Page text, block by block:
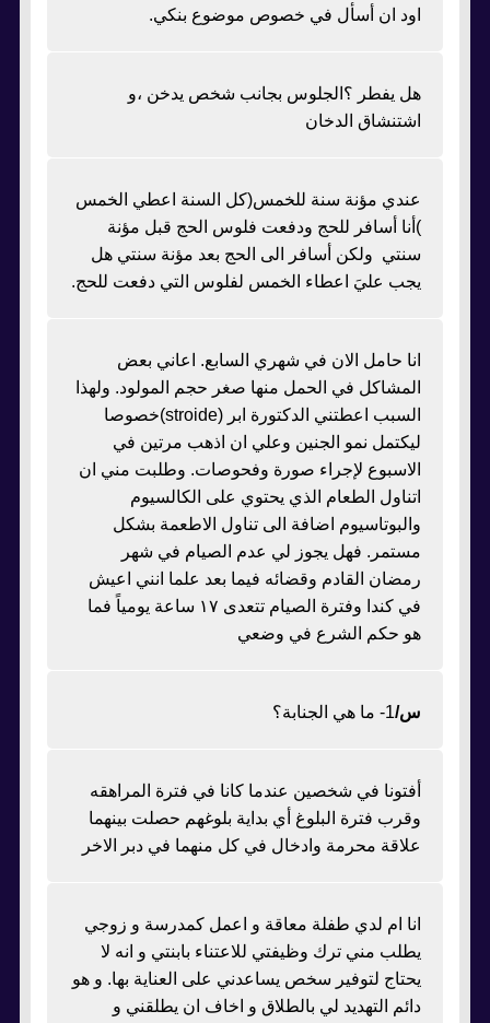
اود ان أسأل في خصوص موضوع بنكي.
هل يفطر ؟الجلوس بجانب شخص يدخن ،و
اشتنشاق الدخان
عندي مؤنة سنة للخمس(كل السنة اعطي الخمس
)أنا أسافر للحج ودفعت فلوس الحج قبل مؤنة
سنتي ولكن أسافر الى الحج بعد مؤنة سنتي هل
يجب عليَ اعطاء الخمس لفلوس التي دفعت للحج.
انا حامل الان في شهري السابع. اعاني بعض
المشاكل في الحمل منها صغر حجم المولود. ولهذا
السبب اعطتني الدكتورة ابر (stroide)خصوصا
ليكتمل نمو الجنين وعلي ان اذهب مرتين في
الاسبوع لإجراء صورة وفحوصات. وطلبت مني ان
اتناول الطعام الذي يحتوي على الكالسيوم
والبوتاسيوم اضافة الى تناول الاطعمة بشكل
مستمر. فهل يجوز لي عدم الصيام في شهر
رمضان القادم وقضائه فيما بعد علما انني اعيش
في كندا وفترة الصيام تتعدى ١٧ ساعة يومياً فما
هو حكم الشرع في وضعي
س/1- ما هي الجنابة؟
أفتونا في شخصين عندما كانا في فترة المراهقه
وقرب فترة البلوغ أي بداية بلوغهم حصلت بينهما
علاقة محرمة وادخال في كل منهما في دبر الاخر
انا ام لدي طفلة معاقة و اعمل كمدرسة و زوجي
يطلب مني ترك وظيفتي للاعتناء بابنتي و انه لا
يحتاج لتوفير سخص يساعدني على العناية بها. و هو
دائم التهديد لي بالطلاق و اخاف ان يطلقني و